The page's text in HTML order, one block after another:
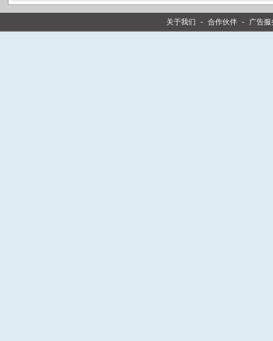
关于我们 - 合作伙伴 - 广告服